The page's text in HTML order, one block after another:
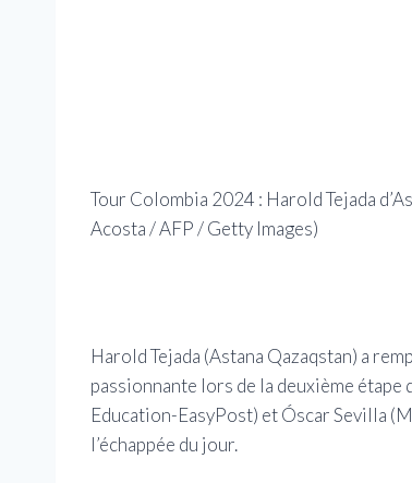
Tour Colombia 2024 : Harold Tejada
Acosta / AFP / Getty Images)
Harold Tejada (Astana Qazaqstan) a
passionnante lors de la deuxième étape
Education-EasyPost) et Óscar Sevilla
l’échappée du jour.